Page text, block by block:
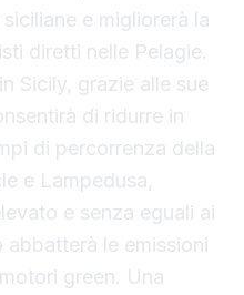
e migliorerà la
diretti nelle Pelagie.
Sicily, grazie alle sue
di ridurre in
di percorrenza della
e Lampedusa,
e senza eguali ai
le emissioni
green. Una